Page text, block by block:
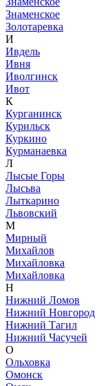
Знаменское
Золотаревка
И
Ивдель
Ивня
Иволгинск
Ивот
К
Курганинск
Курильск
Куркино
Курманаевка
Л
Лысые Горы
Лысьва
Лыткарино
Львовский
М
Мирный
Михайлов
Михайловка
Михайловка
Н
Нижний Ломов
Нижний Новгород
Нижний Тагил
Нижний Часучей
О
Ольховка
Омонск